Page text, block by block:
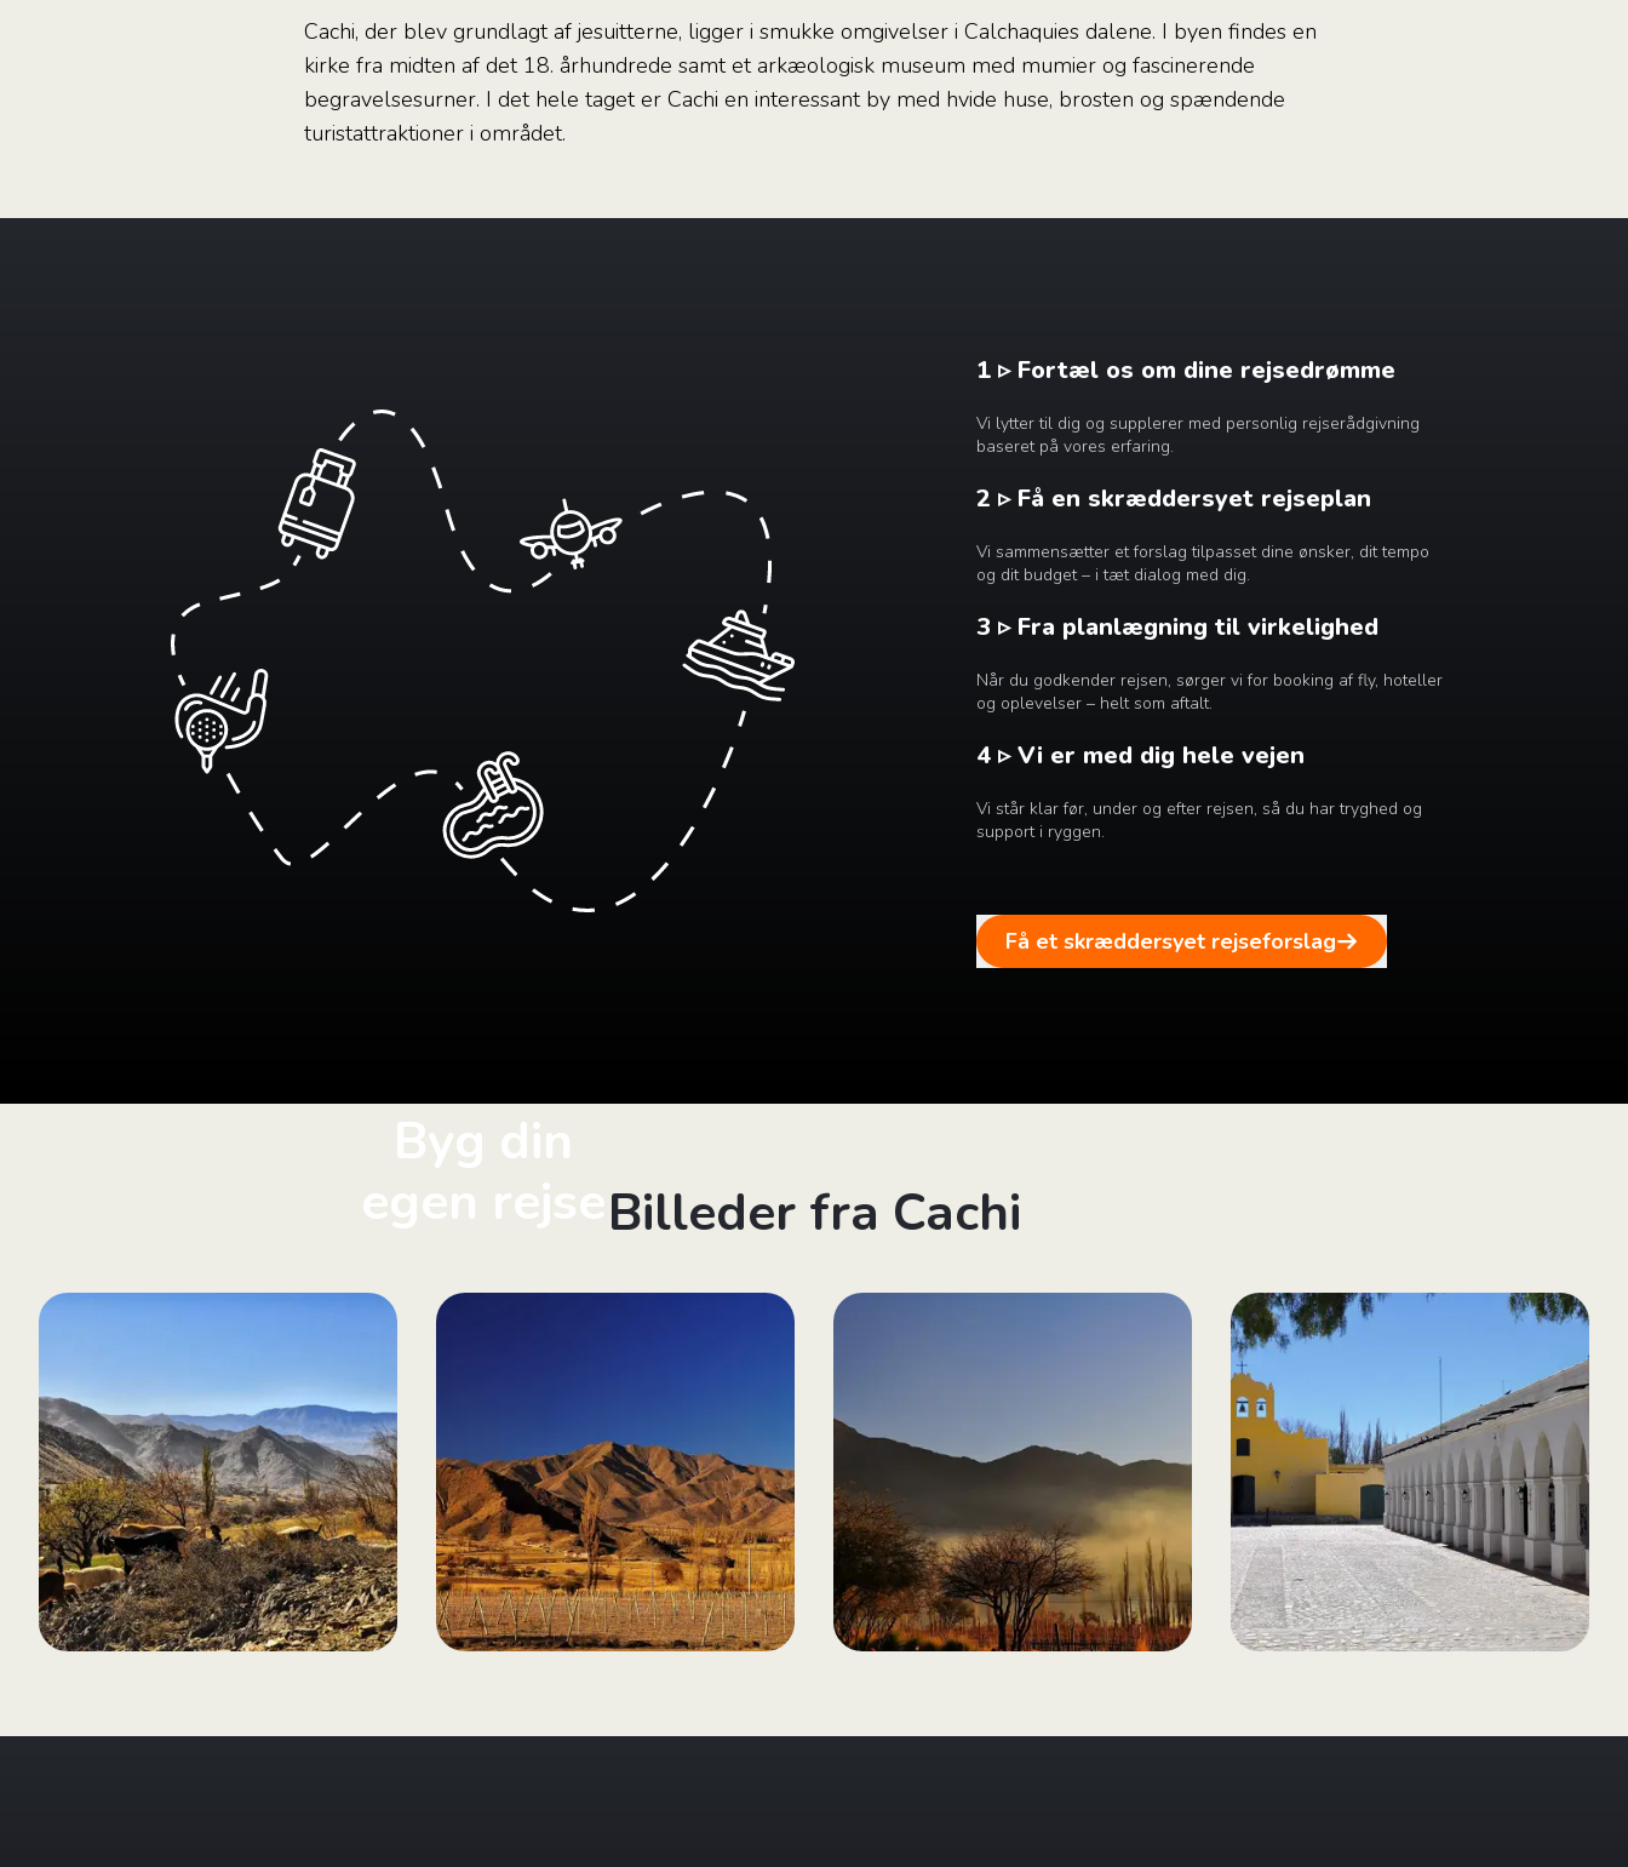
Cachi, der blev grundlagt af jesuitterne, ligger i smukke omgivelser i Calchaquies dalene. I byen findes en
kirke fra midten af det 18. århundrede samt et arkæologisk museum med mumier og fascinerende
begravelsesurner. I det hele taget er Cachi en interessant by med hvide huse, brosten og spændende
turistattraktioner i området.
Byg din
egen rejse
1 ▹ Fortæl os om dine rejsedrømme
Vi lytter til dig og supplerer med personlig rejserådgivning
baseret på vores erfaring.
2 ▹ Få en skræddersyet rejseplan
Vi sammensætter et forslag tilpasset dine ønsker, dit tempo
og dit budget – i tæt dialog med dig.
3 ▹ Fra planlægning til virkelighed
Når du godkender rejsen, sørger vi for booking af fly, hoteller
og oplevelser – helt som aftalt.
4 ▹ Vi er med dig hele vejen
Vi står klar før, under og efter rejsen, så du har tryghed og
support i ryggen.
Få et skræddersyet rejseforslag
Billeder fra Cachi